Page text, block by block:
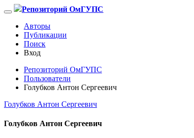
Репозиторий ОмГУПС
Авторы
Публикации
Поиск
Вход
Репозиторий ОмГУПС
Пользователи
Голубков Антон Сергеевич
Голубков Антон Сергеевич
Голубков Антон Сергеевич